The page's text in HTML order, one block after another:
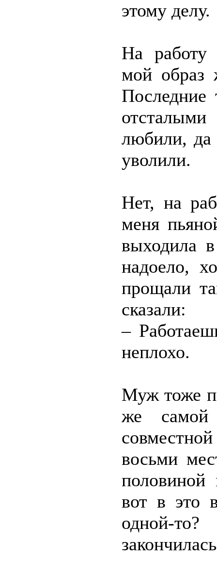
этому делу.
На работу
мой образ
Последние
любили, да
уволили.
Нет, на
меня
выходила
надоело,
прощали
сказали:
–
неплохо.
Муж тоже
же
восьми
вот в это
одной-